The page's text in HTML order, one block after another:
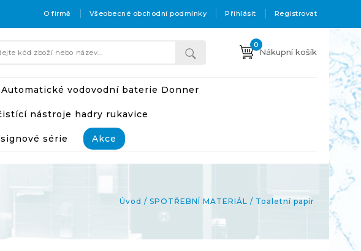
O firmě Všeobecné obchodní podmínky Přihlásit Registrovat
0
Nákupní košík
Automatické vodovodní baterie Donner
nástroje hadry rukavice
série Akce
Úvod SPOTŘEBNÍ MATERIÁL Toaletní papír